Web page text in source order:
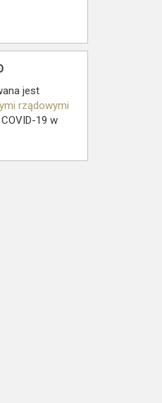
jest
rządowymi
19 w